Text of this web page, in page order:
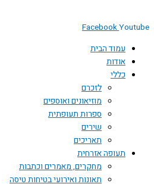
FacebookYoutube
עמוד הבית
אודות
כללי
לזכרם
מוזיאונים ואוספים
ספרות תעופתית
שירים
תאריכים
תעופה אזרחית
מחקרים, מאמרים וכתבות
תאונות ואירועי בטיחות טיסה